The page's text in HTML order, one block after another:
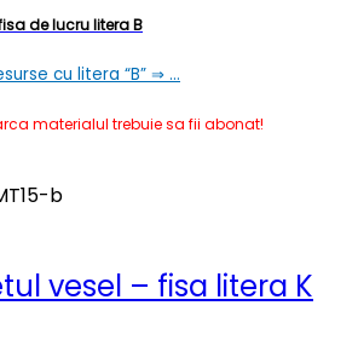
de lucru litera B
cu litera “B” ⇒ …
materialul trebuie sa fii abonat!
b
vesel – fisa litera K